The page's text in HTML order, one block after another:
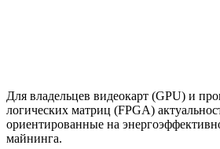
Для владельцев видеокарт (GPU) и
логических матриц (FPGA)
ориентированные на
майнинга.